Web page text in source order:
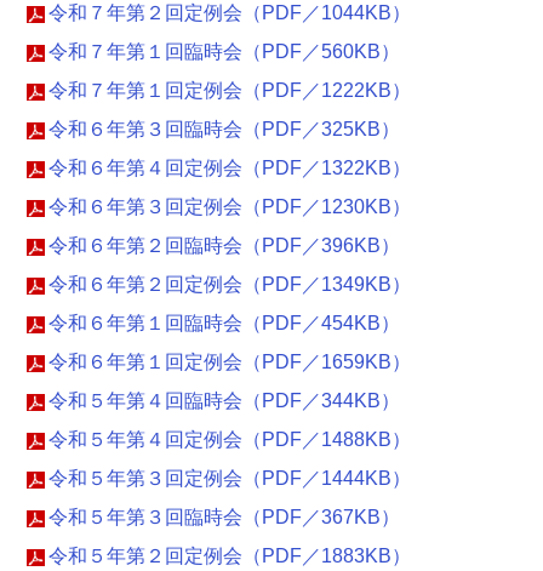
令和７年第２回定例会（PDF／1044KB）
令和７年第１回臨時会（PDF／560KB）
令和７年第１回定例会（PDF／1222KB）
令和６年第３回臨時会（PDF／325KB）
令和６年第４回定例会（PDF／1322KB）
令和６年第３回定例会（PDF／1230KB）
令和６年第２回臨時会（PDF／396KB）
令和６年第２回定例会（PDF／1349KB）
令和６年第１回臨時会（PDF／454KB）
令和６年第１回定例会（PDF／1659KB）
令和５年第４回臨時会（PDF／344KB）
令和５年第４回定例会（PDF／1488KB）
令和５年第３回定例会（PDF／1444KB）
令和５年第３回臨時会（PDF／367KB）
令和５年第２回定例会（PDF／1883KB）